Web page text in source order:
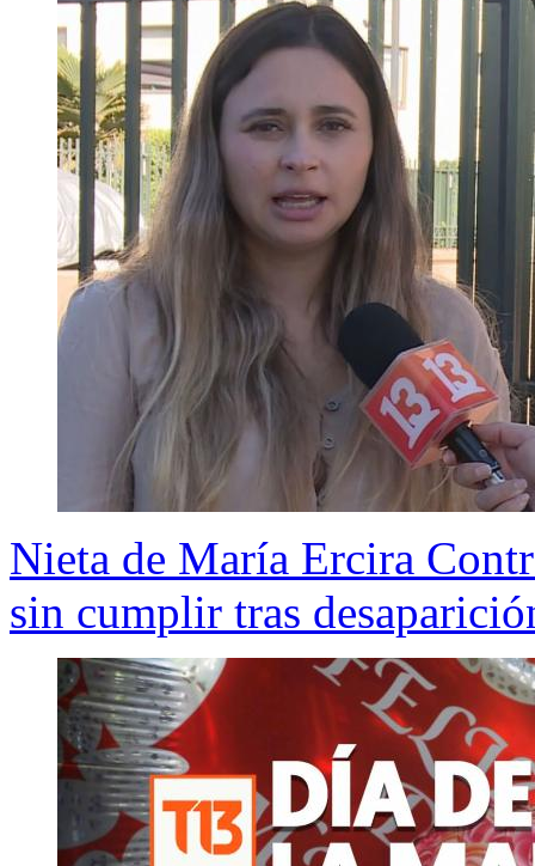
Nieta de María Ercira
sin cumplir tras